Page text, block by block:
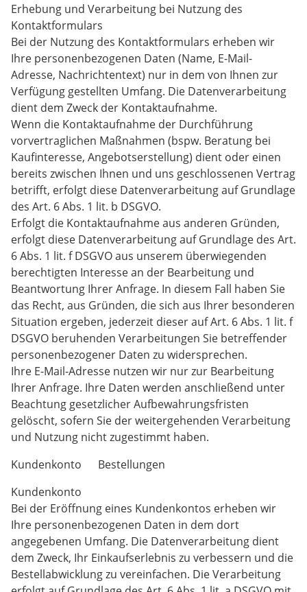
Erhebung und Verarbeitung bei Nutzung des
Kontaktformulars
Bei der Nutzung des Kontaktformulars erheben wir
Ihre personenbezogenen Daten (Name, E-Mail-
Adresse, Nachrichtentext) nur in dem von Ihnen zur
Verfügung gestellten Umfang. Die Datenverarbeitung
dient dem Zweck der Kontaktaufnahme.
Wenn die Kontaktaufnahme der Durchführung
vorvertraglichen Maßnahmen (bspw. Beratung bei
Kaufinteresse, Angebotserstellung) dient oder einen
bereits zwischen Ihnen und uns geschlossenen Vertrag
betrifft, erfolgt diese Datenverarbeitung auf Grundlage
des Art. 6 Abs. 1 lit. b DSGVO.
Erfolgt die Kontaktaufnahme aus anderen Gründen,
erfolgt diese Datenverarbeitung auf Grundlage des Art.
6 Abs. 1 lit. f DSGVO aus unserem überwiegenden
berechtigten Interesse an der Bearbeitung und
Beantwortung Ihrer Anfrage. In diesem Fall haben Sie
das Recht, aus Gründen, die sich aus Ihrer besonderen
Situation ergeben, jederzeit dieser auf Art. 6 Abs. 1 lit. f
DSGVO beruhenden Verarbeitungen Sie betreffender
personenbezogener Daten zu widersprechen.
Ihre E-Mail-Adresse nutzen wir nur zur Bearbeitung
Ihrer Anfrage. Ihre Daten werden anschließend unter
Beachtung gesetzlicher Aufbewahrungsfristen
gelöscht, sofern Sie der weitergehenden Verarbeitung
und Nutzung nicht zugestimmt haben.
Kundenkonto Bestellungen
Kundenkonto
Bei der Eröffnung eines Kundenkontos erheben wir
Ihre personenbezogenen Daten in dem dort
angegebenen Umfang. Die Datenverarbeitung dient
dem Zweck, Ihr Einkaufserlebnis zu verbessern und die
Bestellabwicklung zu vereinfachen. Die Verarbeitung